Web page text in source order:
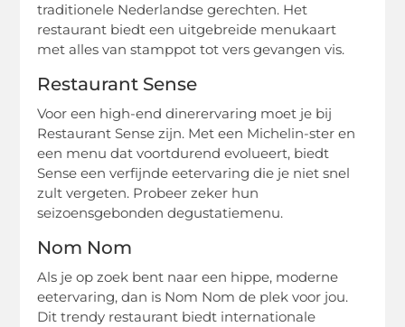
traditionele Nederlandse gerechten. Het
restaurant biedt een uitgebreide menukaart
met alles van stamppot tot vers gevangen vis.
Restaurant Sense
Voor een high-end dinerervaring moet je bij
Restaurant Sense zijn. Met een Michelin-ster en
een menu dat voortdurend evolueert, biedt
Sense een verfijnde eetervaring die je niet snel
zult vergeten. Probeer zeker hun
seizoensgebonden degustatiemenu.
Nom Nom
Als je op zoek bent naar een hippe, moderne
eetervaring, dan is Nom Nom de plek voor jou.
Dit trendy restaurant biedt internationale